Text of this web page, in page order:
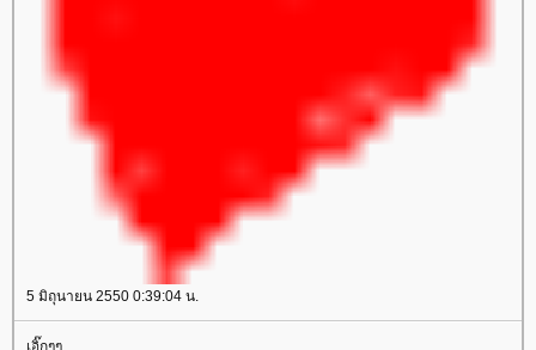
5 มิถุนายน 2550 0:39:04 น.
เอิ๊กๆๆ